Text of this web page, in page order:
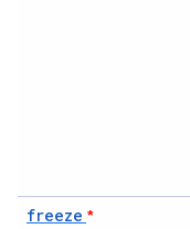
freeze *